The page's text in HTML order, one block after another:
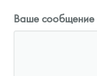
Ваше сообщение